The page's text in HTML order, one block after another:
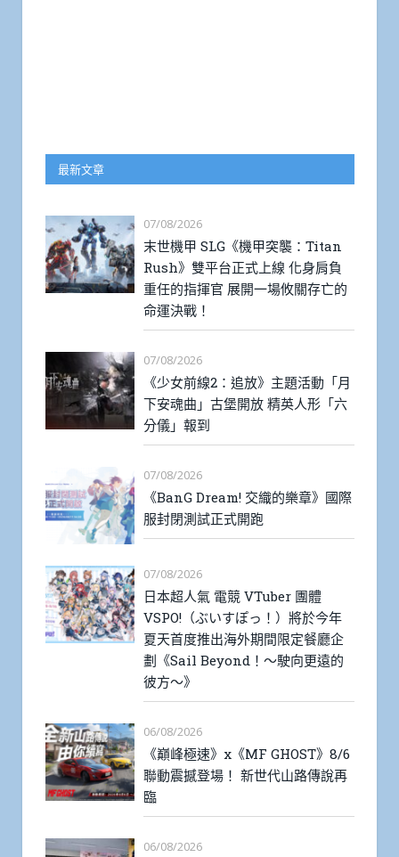
最新文章
07/08/2026
末世機甲 SLG《機甲突襲：Titan
Rush》雙平台正式上線 化身肩負
重任的指揮官 展開一場攸關存亡的
命運決戰！
07/08/2026
《少女前線2：追放》主題活動「月
下安魂曲」古堡開放 精英人形「六
分儀」報到
07/08/2026
《BanG Dream! 交織的樂章》國際
服封閉測試正式開跑
07/08/2026
日本超人氣 電競 VTuber 團體
VSPO!（ぶいすぽっ！）將於今年
夏天首度推出海外期間限定餐廳企
劃《Sail Beyond！～駛向更遠的
彼方～》
06/08/2026
《巔峰極速》x《MF GHOST》8/6
聯動震撼登場！ 新世代山路傳說再
臨
06/08/2026